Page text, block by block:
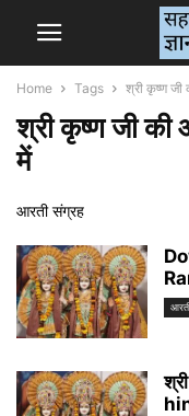
Home Tags श्री कृष्ण जी
श्री कृष्ण जी की
में
आरती संग्रह